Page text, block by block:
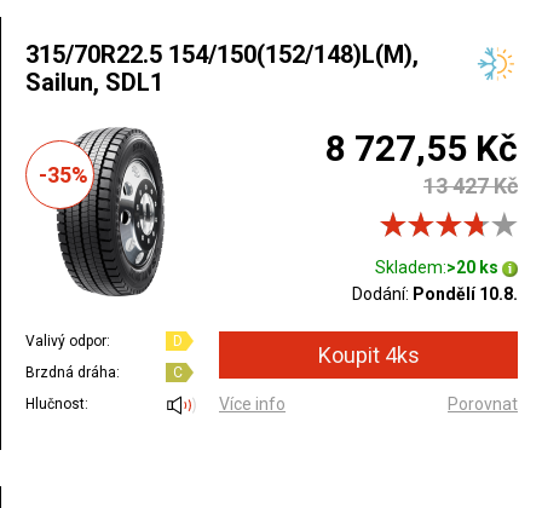
315/70R22.5 154/150(152/148)L(M),
Sailun, SDL1
-35%
8 727,55 Kč
13 427 Kč
Skladem:>20 ks
Dodání: Pondělí 10.8.
Valivý odpor:
D
Brzdná dráha:
C
Hlučnost:
Více info Porovnat